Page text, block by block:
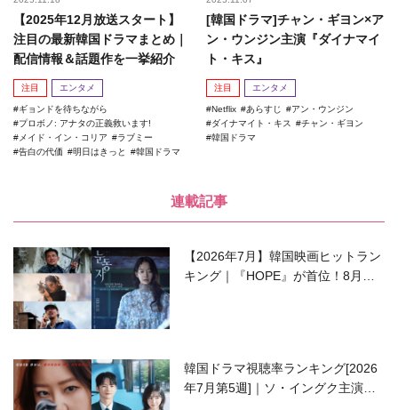
【2025年12月放送スタート】
注目の最新韓国ドラマまとめ｜
配信情報＆話題作を一挙紹介
注目 エンタメ
ギョンドを待ちながら
プロボノ: アナタの正義救います!
メイド・イン・コリア
ラブミー
告白の代価
明日はきっと 韓国ドラマ
[韓国ドラマ]チャン・ギヨン×ア
ン・ウンジン主演『ダイナマイ
ト・キス』
注目 エンタメ
Netflix あらすじ
アン・ウンジン
ダイナマイト・キス
チャン・ギヨン
韓国ドラマ
連載記事
【2026年7月】韓国映画ヒットラン
キング｜『HOPE』が首位！8月公
韓国ドラマ視聴率ランキング[2026
年7月第5週]｜ソ・イングク主演の